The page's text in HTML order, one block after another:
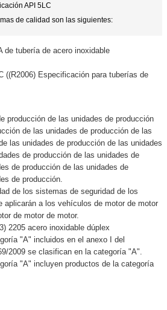
API 5LC
de calidad son las siguientes:
de tubería de acero inoxidable
((R2006) Especificación para tuberías de
producción de las unidades de producción
de las unidades de producción de las
las unidades de producción de las unidades
de producción de las unidades de
de producción de las unidades de
de producción.
de los sistemas de seguridad de los
aplicarán a los vehículos de motor de motor
de motor de motor.
2205 acero inoxidable dúplex
"A" incluidos en el anexo I del
2009 se clasifican en la categoría "A".
"A" incluyen productos de la categoría